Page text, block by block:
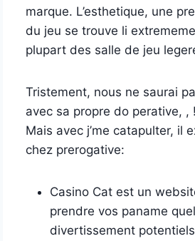
marque. L’esthetique, une
du jeu se trouve li
plupart des salle de jeu
Tristement, nous ne saurai
avec sa propre do perative, ,
Mais avec j’me catapulter, il
chez prerogative:
Casino Cat est un
prendre vos paname
divertissement